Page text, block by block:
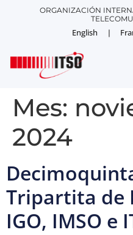
ORGANIZACIÓN
English
Mes:
2024
Tripartita de
IGO, IMSO e